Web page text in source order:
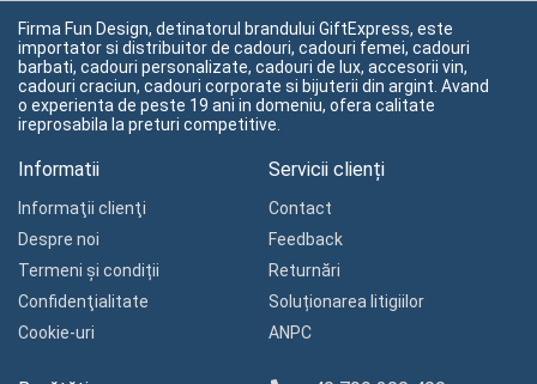
Firma Fun Design, detinatorul brandului GiftExpress, este
importator si distribuitor de cadouri, cadouri femei, cadouri
barbati, cadouri personalizate, cadouri de lux, accesorii vin,
cadouri craciun, cadouri corporate si bijuterii din argint. Avand
o experienta de peste 19 ani in domeniu, ofera calitate
ireprosabila la preturi competitive.
Informatii
Informaţii clienţi
Despre noi
Termeni și condiții
Confidenţialitate
Cookie-uri
Servicii clienți
Contact
Feedback
Returnări
Soluționarea litigiilor
ANPC